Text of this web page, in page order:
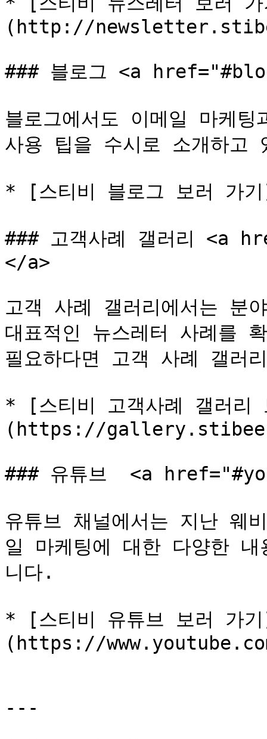
(http://
### 블로그 <a
블로그에서도 이메일 마케
사용 팁을 수시로 소개하고
* [스티비 블로그 보러
### 고객사례 갤러리
</a>
고객 사례 갤러리에서는 분
대표적인 뉴스레터 사례를
필요하다면 고객 사례 갤러
* [스티비 고객사례 갤러리
(https://
### 유튜브  <a
유튜브 채널에서는 지난 웨
일 마케팅에 대한 다양한
니다.
* [스티비 유튜브 보러 가
(https://
---